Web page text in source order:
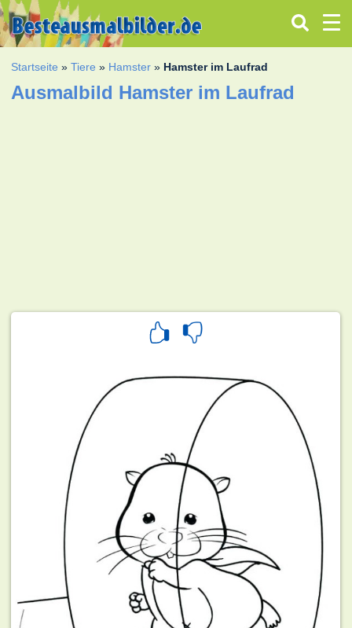
Startseite »Tiere » Hamster » Hamster im Laufrad
Ausmalbild Hamster im Laufrad